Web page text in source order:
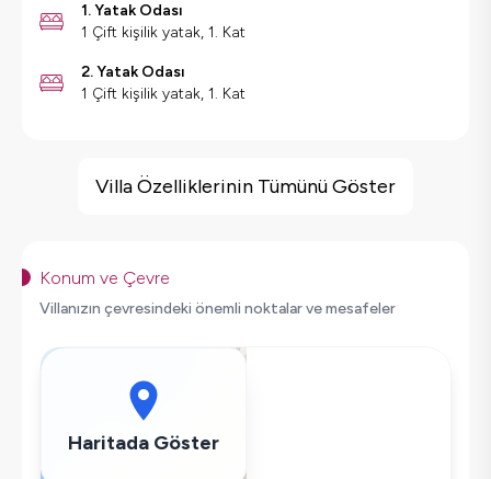
1. Yatak Odası
1 Çift kişilik yatak, 1. Kat
2. Yatak Odası
1 Çift kişilik yatak, 1. Kat
Barbekü
Saç Kurutma Makinası
Bulaşık Makinesi
Buzdolabı
Villa Özelliklerinin Tümünü Göster
Konum ve Çevre
Villanızın çevresindeki önemli noktalar ve mesafeler
Haritada Göster